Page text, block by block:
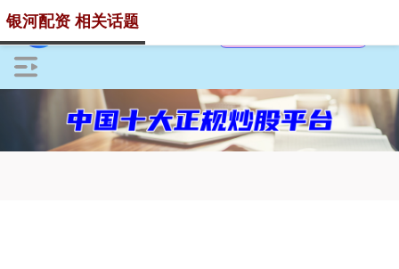
银河配资 相关话题